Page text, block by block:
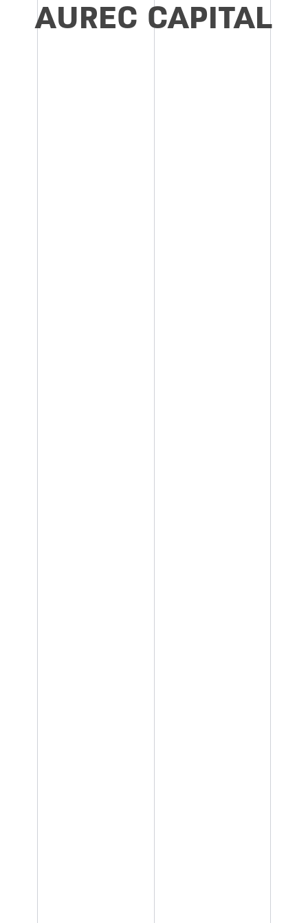
AUREC CAPITAL